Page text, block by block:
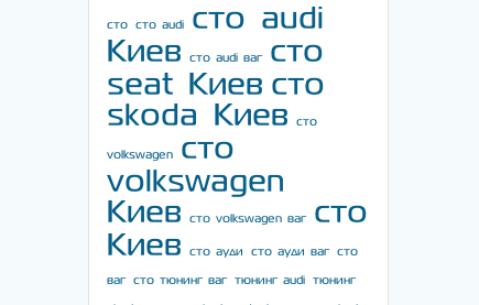
сто сто audi
сто audi
Киев
сто audi ваг
сто
seat Киев сто
skoda Киев
сто
volkswagen
сто
volkswagen
Киев
сто volkswagen ваг
сто
Киев
сто ауди сто ауди ваг сто
ваг сто тюнинг ваг тюнинг audi тюнинг